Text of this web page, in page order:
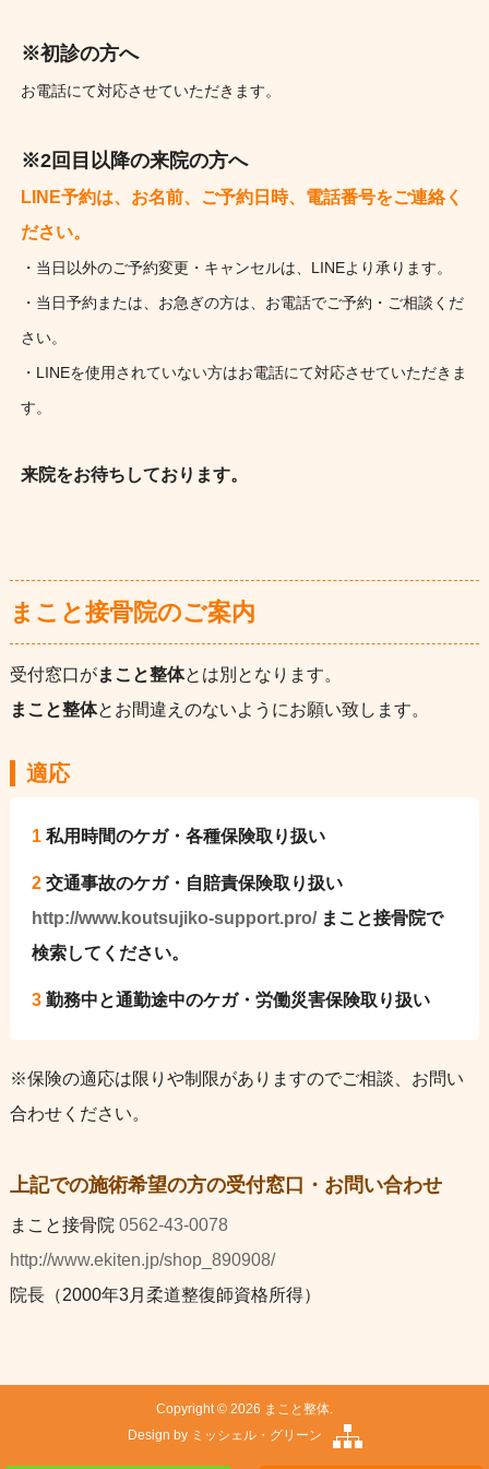
※初診の方へ
お電話にて対応させていただきます。
※2回目以降の来院の方へ
LINE予約は、お名前、ご予約日時、電話番号をご連絡く
ださい。
・当日以外のご予約変更・キャンセルは、LINEより承ります。
・当日予約または、お急ぎの方は、お電話でご予約・ご相談くだ
さい。
・LINEを使用されていない方はお電話にて対応させていただきま
す。
来院をお待ちしております。
まこと接骨院のご案内
受付窓口がまこと整体とは別となります。
まこと整体とお間違えのないようにお願い致します。
適応
1私用時間のケガ・各種保険取り扱い
2交通事故のケガ・自賠責保険取り扱い
http://www.koutsujiko-support.pro/まこと接骨院で
検索してください。
3勤務中と通勤途中のケガ・労働災害保険取り扱い
※保険の適応は限りや制限がありますのでご相談、お問い
合わせください。
上記での施術希望の方の受付窓口・お問い合わせ
まこと接骨院 0562-43-0078
http://www.ekiten.jp/shop_890908/
院長（2000年3月柔道整復師資格所得）
Copyright © 2026 まこと整体.
Design by ミッシェル・グリーン